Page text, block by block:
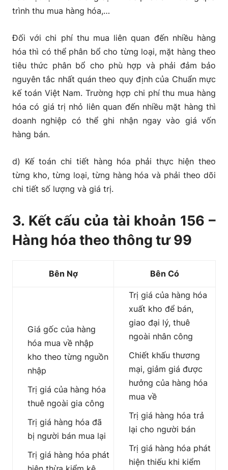
trình thu mua hàng hóa,…
Đối với chi phí thu mua liên quan đến nhiều hàng
hóa thì có thể phân bổ cho từng loại, mặt hàng theo
tiêu thức phân bổ cho phù hợp và phải đảm bảo
nguyên tắc nhất quán theo quy định của Chuẩn mực
kế toán Việt Nam. Trường hợp chi phí thu mua hàng
hóa có giá trị nhỏ liên quan đến nhiều mặt hàng thì
doanh nghiệp có thể ghi nhận ngay vào giá vốn
hàng bán.
d) Kế toán chi tiết hàng hóa phải thực hiện theo
từng kho, từng loại, từng hàng hóa và phải theo dõi
chi tiết số lượng và giá trị.
3. Kết cấu của tài khoản 156 –
Hàng hóa theo thông tư 99
Bên Nợ Bên Có
Giá gốc của hàng
hóa mua về nhập
kho theo từng nguồn
nhập
Trị giá của hàng hóa
thuê ngoài gia công
Trị giá hàng hóa đã
bị người bán mua lại
Trị giá hàng hóa phát
Trị giá của hàng hóa
xuất kho để bán,
giao đại lý, thuê
ngoài nhân công
Chiết khấu thương
mại, giảm giá được
hưởng của hàng hóa
mua về
Trị giá hàng hóa trả
lại cho người bán
Trị giá hàng hóa phát
hiện thiếu khi kiểm